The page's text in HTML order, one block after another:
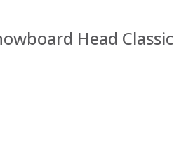
Head Classic